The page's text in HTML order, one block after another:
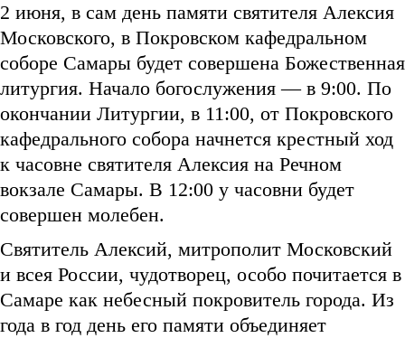
2 июня, в сам день памяти святителя Алексия
Московского, в Покровском кафедральном
соборе Самары будет совершена Божественная
литургия. Начало богослужения — в 9:00. По
окончании Литургии, в 11:00, от Покровского
кафедрального собора начнется крестный ход
к часовне святителя Алексия на Речном
вокзале Самары. В 12:00 у часовни будет
совершен молебен.
Святитель Алексий, митрополит Московский
и всея России, чудотворец, особо почитается в
Самаре как небесный покровитель города. Из
года в год день его памяти объединяет